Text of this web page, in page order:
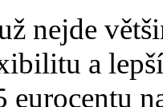
nejde
a
eurocentu